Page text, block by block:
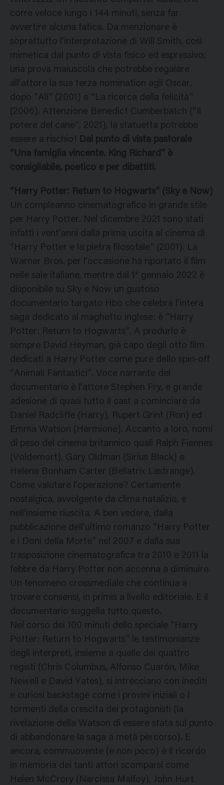
corre veloce lungo i 144 minuti, senza far
avvertire alcuna fatica. Da menzionare è
soprattutto l’interpretazione di Will Smith, così
mimetica dal punto di vista fisico ed espressivo;
una prova maiuscola che potrebbe regalare
all’attore la sua terza nomination agli Oscar,
dopo “Ali” (2001) e “La ricerca della felicità”
(2006). Attenzione Benedict Cumberbatch (“Il
potere del cane”, 2021), la statuetta potrebbe
essere a rischio! Dal punto di vista pastorale
“Una famiglia vincente. King Richard” è
consigliabile, poetico e per dibattiti.
“Harry Potter: Return to Hogwarts” (Sky e Now)
Un compleanno cinematografico in grande stile
per Harry Potter. Nel dicembre 2021 sono stati
infatti i vent’anni dalla prima uscita al cinema di
“Harry Potter e la pietra filosofale” (2001). La
Warner Bros. per l’occasione ha riportato il film
nelle sale italiane, mentre dal 1° gennaio 2022 è
disponibile su Sky e Now un gustoso
documentario targato Hbo che celebra l’intera
saga dedicato al maghetto inglese: è “Harry
Potter: Return to Hogwarts”. A produrlo è
sempre David Heyman, già capo degli otto film
dedicati a Harry Potter come pure dello spin-off
“Animali Fantastici”. Voce narrante del
documentario è l’attore Stephen Fry, e grande
adesione di quasi tutto il cast a cominciare da
Daniel Radcliffe (Harry), Rupert Grint (Ron) ed
Emma Watson (Hermione). Accanto a loro, nomi
di peso del cinema britannico quali Ralph Fiennes
(Voldemort), Gary Oldman (Sirius Black) e
Helena Bonham Carter (Bellatrix Lastrange).
Come valutare l’operazione? Certamente
nostalgica, avvolgente da clima natalizio, e
nell’insieme riuscita. A ben vedere, dalla
pubblicazione dell’ultimo romanzo “Harry Potter
e i Doni della Morte” nel 2007 e dalla sua
trasposizione cinematografica tra 2010 e 2011 la
febbre da Harry Potter non accenna a diminuire.
Un fenomeno crossmediale che continua a
trovare consensi, in primis a livello editoriale. E il
documentario suggella tutto questo.
Nel corso dei 100 minuti dello speciale “Harry
Potter: Return to Hogwarts” le testimonianze
degli interpreti, insieme a quelle dei quattro
registi (Chris Columbus, Alfonso Cuarón, Mike
Newell e David Yates), si intrecciano con inediti
e curiosi backstage come i provini iniziali o i
tormenti della crescita dei protagonisti (la
rivelazione della Watson di essere stata sul punto
di abbandonare la saga a metà percorso). E
ancora, commuovente (e non poco) è il ricordo
in memoria dei tanti attori scomparsi come
Helen McCrory (Narcissa Malfoy), John Hurt